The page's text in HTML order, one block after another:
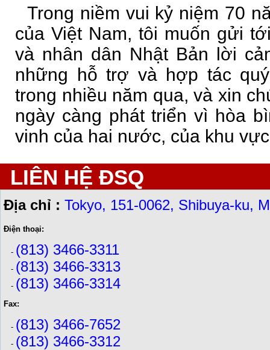
Trong niềm vui kỷ niệm 70
của Việt Nam, tôi muốn gửi
và nhân dân Nhật Bản lời
những hỗ trợ và hợp tác
trong nhiều năm qua, và xin
ngày càng phát triển vì hòa
vinh của hai nước, của khu
LIÊN HỆ ĐSQ
Địa chỉ : Tokyo, 151-0062, Shibuya-ku,
Điện thoại:
- (813) 3466-3311
- (813) 3466-3313
- (813) 3466-3314
Fax:
- (813) 3466-7652
- (813) 3466-3312